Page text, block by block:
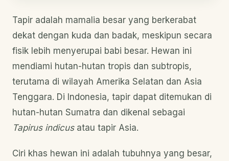
Tapir adalah mamalia besar yang berkerabat
dekat dengan kuda dan badak, meskipun secara
fisik lebih menyerupai babi besar. Hewan ini
mendiami hutan-hutan tropis dan subtropis,
terutama di wilayah Amerika Selatan dan Asia
Tenggara. Di Indonesia, tapir dapat ditemukan di
hutan-hutan Sumatra dan dikenal sebagai
Tapirus indicusatau tapir Asia.
Ciri khas hewan ini adalah tubuhnya yang besar,